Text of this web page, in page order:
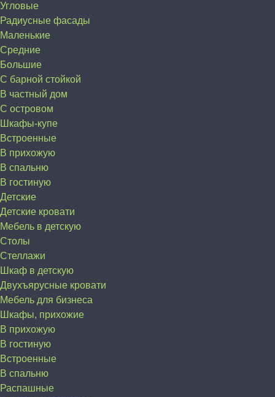
Угловые
Радиусные фасады
Маленькие
Средние
Большие
С барной стойкой
В частный дом
C островом
Шкафы-купе
Встроенные
В прихожую
В спальню
В гостиную
Детские
Детские кровати
Мебель в детскую
Столы
Стеллажи
Шкаф в детскую
Двухъярусные кровати
Мебель для бизнеса
Шкафы, прихожие
В прихожую
В гостиную
Встроенные
В спальню
Распашные